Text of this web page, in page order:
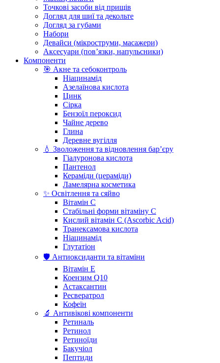
Точкові засоби від прищів
Догляд для шиї та декольте
Догляд за губами
Набори
Девайси (мікроструми, масажери)
Аксесуари (повʼязки, напульсники)
Компоненти
🎯 Акне та себоконтроль
Ніацинамід
Азелаїнова кислота
Цинк
Сірка
Бензоїл пероксид
Чайне дерево
Глина
Деревне вугілля
💧 Зволоження та відновлення бар’єру
Гіалуронова кислота
Пантенол
Кераміди (цераміди)
Ламелярна косметика
✨ Освітлення та сяйво
Вітамін С
Стабільні форми вітаміну С
Кислий вітамін С (Ascorbic Acid)
Транексамова кислота
Ніацинамід
Глутатіон
🛡️ Антиоксиданти та вітаміни
Вітамін Е
Коензим Q10
Астаксантин
Ресвератрол
Кофеїн
🔬 Антивікові компоненти
Ретиналь
Ретинол
Ретиноїди
Бакучіол
Пептиди